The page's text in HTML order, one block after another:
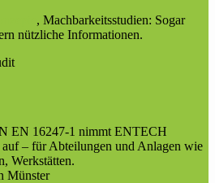
, Machbarkeitsstudien: Sogar
nützliche Informationen.
EN 16247-1 nimmt ENTECH
auf – für Abteilungen und Anlagen wie
Werkstätten.